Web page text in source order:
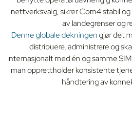
nettverksvalg, sikrer Com4 stabil
av landegrenser og
Denne globale dekningengjør det
distribuere, administrere og
internasjonalt med én og samme
man opprettholder konsistente
håndtering av